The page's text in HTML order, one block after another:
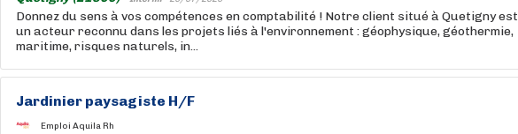
Donnez du sens à vos compétences en comptabilité ! Notre client situé à Quetigny est
un acteur reconnu dans les projets liés à l'environnement : géophysique, géothermie,
maritime, risques naturels, in...
Jardinier paysagiste H/F
Emploi Aquila Rh